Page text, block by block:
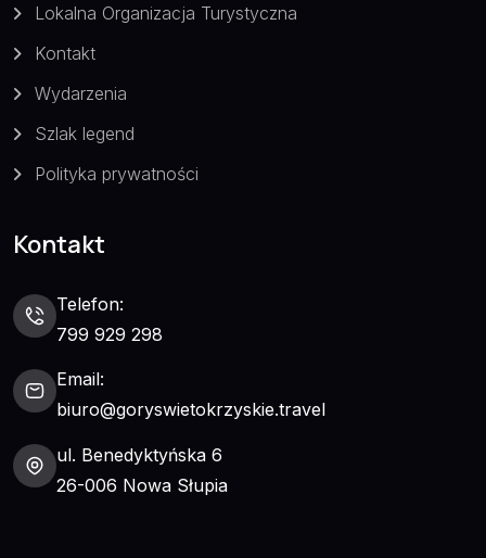
Lokalna Organizacja Turystyczna
Kontakt
Wydarzenia
Szlak legend
Polityka prywatności
Kontakt
Telefon:
799 929 298
Email:
biuro@goryswietokrzyskie.travel
ul. Benedyktyńska 6
26-006 Nowa Słupia